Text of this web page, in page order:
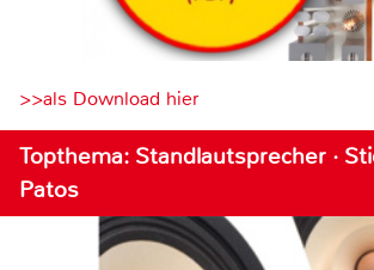
>>als Download hier
Topthema: Standlautsprecher ·
Patos